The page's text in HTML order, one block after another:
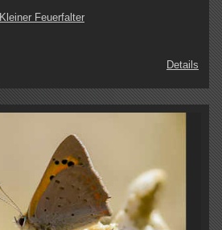
Kleiner Feuerfalter
Details